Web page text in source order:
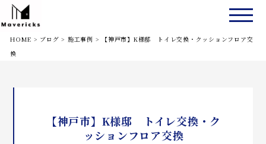
HOME > ブログ > 施工事例 >
【神戸市】K様邸 トイレ交換・クッションフロア交
換
【神戸市】K様邸 トイレ交換・ク
ッションフロア交換